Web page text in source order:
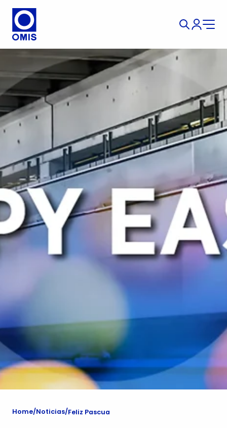
Home Noticias Feliz Pascua